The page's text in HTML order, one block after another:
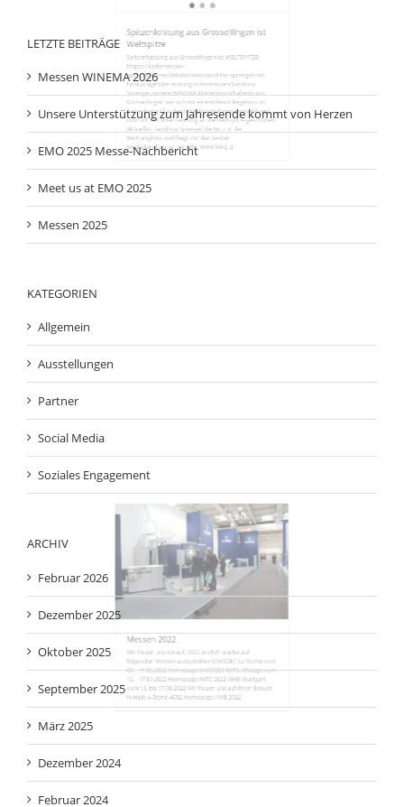
Spitzenleistung aus Grosselfingen ist
Weltspitze
Spitzenleistung aus Grosselfingen ist WELTSPITZE:
https://bodensee.wlv-
sport.de/home/details/news/sandrina-sprengel-mit-
herausragender-leistung-in-leverkusen Sandrina
Sprengel, unsere WINEMA Markenbotschafterin aus
Grosselfingen hat sich mit einem Rekordergebnis im
Aktuell ist Sandrina Sprengel die Nr. 2 in der
Medaillenchancen zur WM. WINEMA [...]
Messen 2022
Wir freuen uns darauf, 2022 endlich wieder auf
08. - 11.03.2022 Homepage SIMODEC IMTS, Chicago vom
vom 13. bis 17.09.2022 Wir freuen uns auf Ihren Besuch